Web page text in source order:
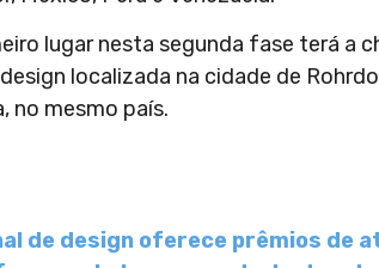
lugar nesta segunda fase terá a
localizada na cidade de
no mesmo país.
de design oferece prêmios de